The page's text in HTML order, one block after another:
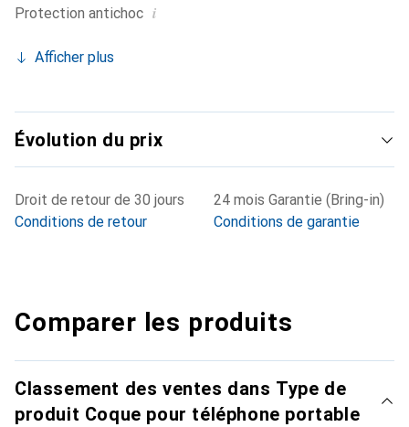
Protection antichoc i
Afficher plus
Évolution du prix
Droit de retour de 30 jours
Conditions de retour
24 mois Garantie (Bring-in)
Conditions de garantie
Comparer les produits
Classement des ventes dans Type de
produit Coque pour téléphone portable